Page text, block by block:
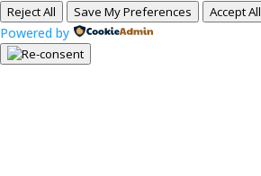
Reject All Save My Preferences Accept All
Powered by